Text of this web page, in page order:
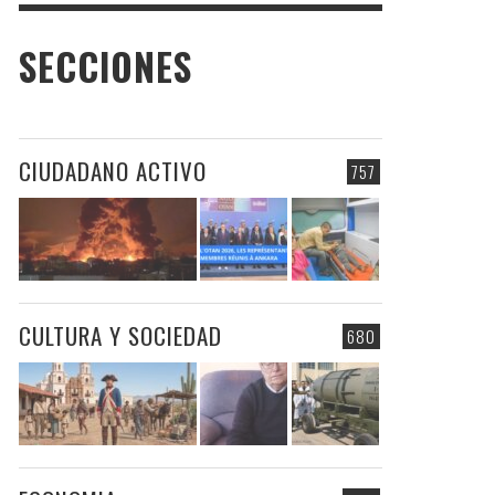
SECCIONES
757
CIUDADANO ACTIVO
680
CULTURA Y SOCIEDAD